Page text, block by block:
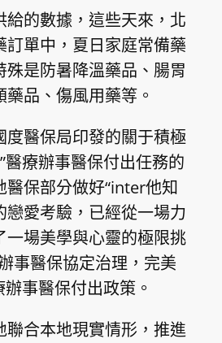
給的數據，這些天來，北
訂單中，夏日家庭常備藥
殊是防暑降溫藥品、腸胃
品、傷風用藥等。
度醫保局印發的關于積極
醫療辦事醫保付出任務的
醫保部分做好“inter他知
戀愛考驗，已經從一場力
一場美學與心靈的極限挑
事醫保協定治理，完美
事醫保付出政策。
聯合本地現實情形，推進